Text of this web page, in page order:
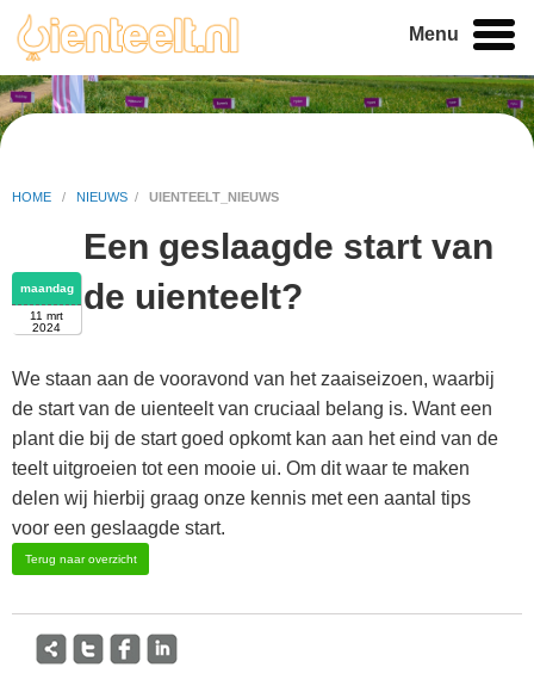
Menu
HOME / NIEUWS / UIENTEELT_NIEUWS
Een geslaagde start van
de uienteelt?
maandag
11 mrt
2024
We staan aan de vooravond van het zaaiseizoen, waarbij
de start van de uienteelt van cruciaal belang is. Want een
plant die bij de start goed opkomt kan aan het eind van de
teelt uitgroeien tot een mooie ui. Om dit waar te maken
delen wij hierbij graag onze kennis met een aantal tips
voor een geslaagde start.
Terug naar overzicht